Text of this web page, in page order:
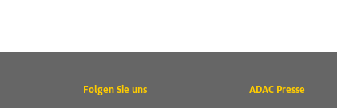
Folgen Sie uns ADAC Presse